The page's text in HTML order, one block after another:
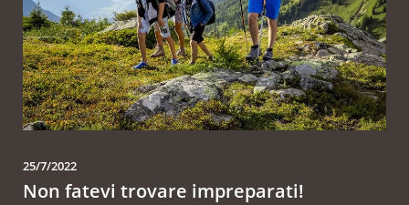
25/7/2022
Non fatevi trovare impreparati!